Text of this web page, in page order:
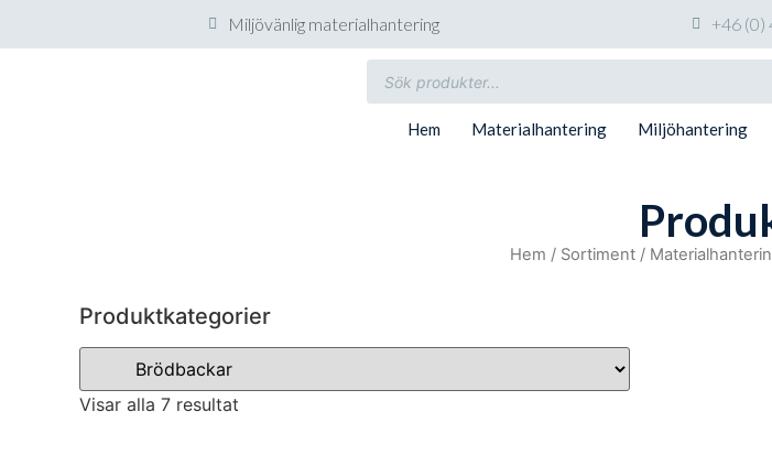
Miljövänlig materialhantering +46 (0)
Hem Materialhantering Miljöhantering
Hem / Sortiment/
Produktkategorier
Visar alla 7 resultat